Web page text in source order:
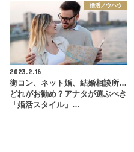
婚活ノウハウ
2023.2.16
街コン、ネット婚、結婚相談所…
どれがお勧め？アナタが選ぶべき
「婚活スタイル」…